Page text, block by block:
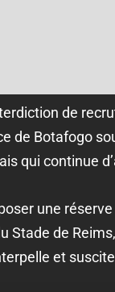
de
de Botafogo
qui continue
une
Stade de
et